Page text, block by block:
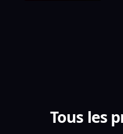
Tous les